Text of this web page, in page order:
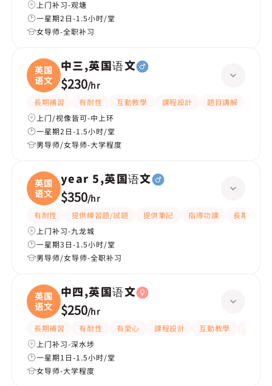
上门补习-观塘
一星期2日-1.5小时/堂
女导师-全职补习
英国
语文
中三,英国语文
$230/hr
長期補習 有耐性 互動教學 課程設計 題目講解
上门/视像皆可-中上环
一星期2日-1.5小时/堂
男导师/女导师-大学程度
英国
语文
year 5,英国语文
$350/hr
有耐性 提供練習題/試題 提供筆記 指導功課
長期補習
上门补习-九龙城
一星期3日-1.5小时/堂
男导师/女导师-全职补习
英国
语文
中四,英国语文
$250/hr
長期補習 有耐性 有愛心 課程設計 互動教學
題目講
上门补习-深水埗
一星期1日-1.5小时/堂
女导师-大学程度